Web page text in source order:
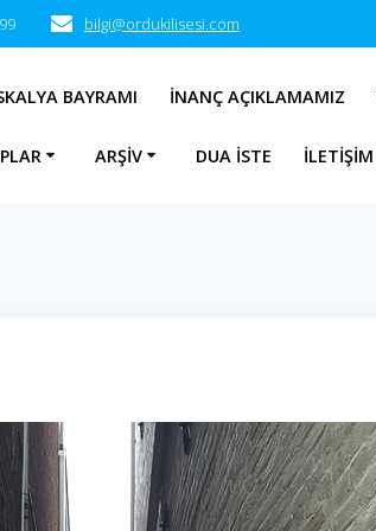
bilgi@ordukilisesi.com
BAYRAMI İNANÇ AÇIKLAMAMIZ
ARŞIV DUA İSTE İLETIŞIM